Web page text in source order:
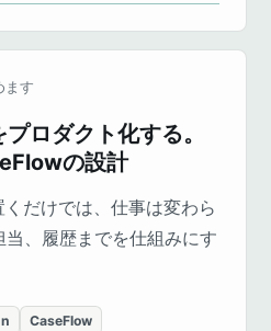
ます
ロダクト化する。
の設計
だけでは、仕事は変わら
、履歴までを仕組みにす
CaseFlow